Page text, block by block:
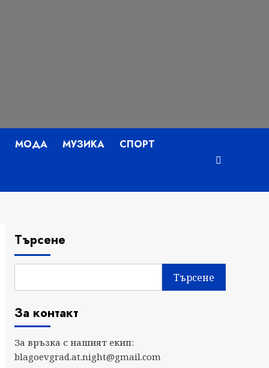
МОДА МУЗИКА СПОРТ
Търсене
Търсене
За контакт
За връзка с нашият екип:
blagoevgrad.at.night@gmail.com